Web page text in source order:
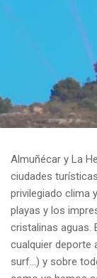
Almuñécar y La
ciudades
privilegiado clima
playas y los
cristalinas aguas.
cualquier deporte
surf…) y sobre